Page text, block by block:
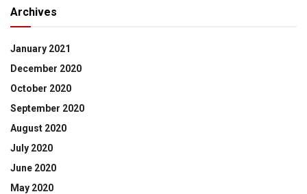
Archives
January 2021
December 2020
October 2020
September 2020
August 2020
July 2020
June 2020
May 2020